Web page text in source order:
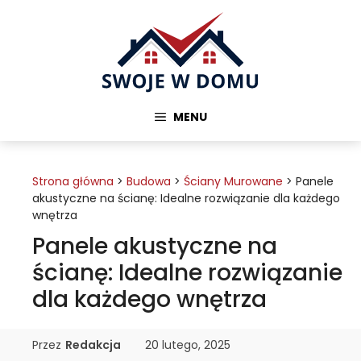
MENU
Strona główna > Budowa > Ściany Murowane > Panele
akustyczne na ścianę: Idealne rozwiązanie dla każdego
wnętrza
Panele akustyczne na
ścianę: Idealne rozwiązanie
dla każdego wnętrza
Przez Redakcja 20 lutego, 2025